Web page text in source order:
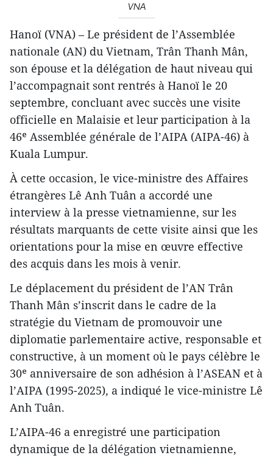
VNA
Hanoï (VNA) – Le président de l’Assemblée
nationale (AN) du Vietnam, Trân Thanh Mân,
son épouse et la délégation de haut niveau qui
l’accompagnait sont rentrés à Hanoï le 20
septembre, concluant avec succès une visite
officielle en Malaisie et leur participation à la
46ᵉ Assemblée générale de l’AIPA (AIPA-46) à
Kuala Lumpur.
À cette occasion, le vice-ministre des Affaires
étrangères Lê Anh Tuân a accordé une
interview à la presse vietnamienne, sur les
résultats marquants de cette visite ainsi que les
orientations pour la mise en œuvre effective
des acquis dans les mois à venir.
Le déplacement du président de l’AN Trân
Thanh Mân s’inscrit dans le cadre de la
stratégie du Vietnam de promouvoir une
diplomatie parlementaire active, responsable et
constructive, à un moment où le pays célèbre le
30ᵉ anniversaire de son adhésion à l’ASEAN et à
l’AIPA (1995-2025), a indiqué le vice-ministre Lê
Anh Tuân.
L’AIPA-46 a enregistré une participation
dynamique de la délégation vietnamienne,